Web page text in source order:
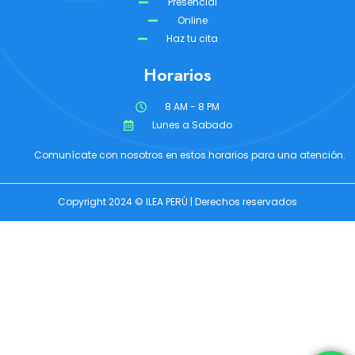
Online
Haz tu cita
Horarios
8 AM - 8 PM
Lunes a Sabado
Comunícate con nosotros en estos horarios para una atención.
Copyright 2024 © ILEA PERÚ | Derechos reservados